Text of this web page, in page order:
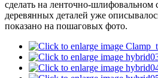
сделать на ленточно-шлифовальном
деревянных деталей уже
показано на пошаговых фото.